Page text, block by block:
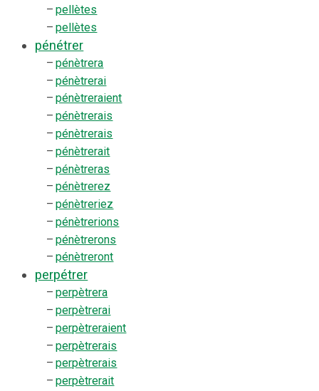
– pellètes
– pellètes
pénétrer
– pénètrera
– pénètrerai
– pénètreraient
– pénètrerais
– pénètrerais
– pénètrerait
– pénètreras
– pénètrerez
– pénètreriez
– pénètrerions
– pénètrerons
– pénètreront
perpétrer
– perpètrera
– perpètrerai
– perpètreraient
– perpètrerais
– perpètrerais
– perpètrerait